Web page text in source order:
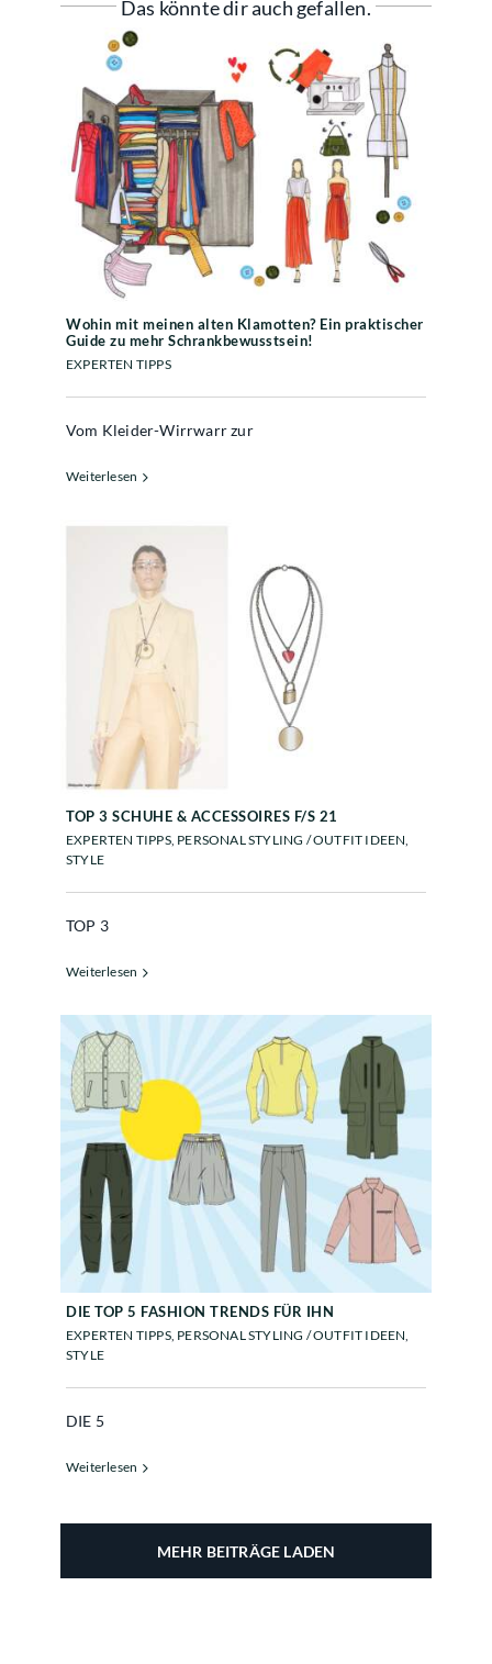
Das könnte dir auch gefallen.
Wohin mit meinen alten
Klamotten? Ein praktischer Guide
zu mehr Schrankbewusstsein!
Wohin mit meinen alten Klamotten? Ein praktischer
Guide zu mehr Schrankbewusstsein!
EXPERTEN TIPPS
Vom Kleider-Wirrwarr zur
Weiterlesen
TOP 3 SCHUHE & ACCESSOIRES
F/S 21
TOP 3 SCHUHE & ACCESSOIRES F/S 21
EXPERTEN TIPPS, PERSONAL STYLING / OUTFIT IDEEN,
STYLE
TOP 3
Weiterlesen
DIE TOP 5 FASHION TRENDS FÜR
IHN
DIE TOP 5 FASHION TRENDS FÜR IHN
EXPERTEN TIPPS, PERSONAL STYLING / OUTFIT IDEEN,
STYLE
DIE 5
Weiterlesen
MEHR BEITRÄGE LADEN